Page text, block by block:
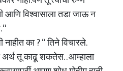
आणि विश्वासाला तडा जाऊ न
नाहीत का ? “ तिने विचारले.
अर्थ तू काढू शकतेस. . आम्हाला